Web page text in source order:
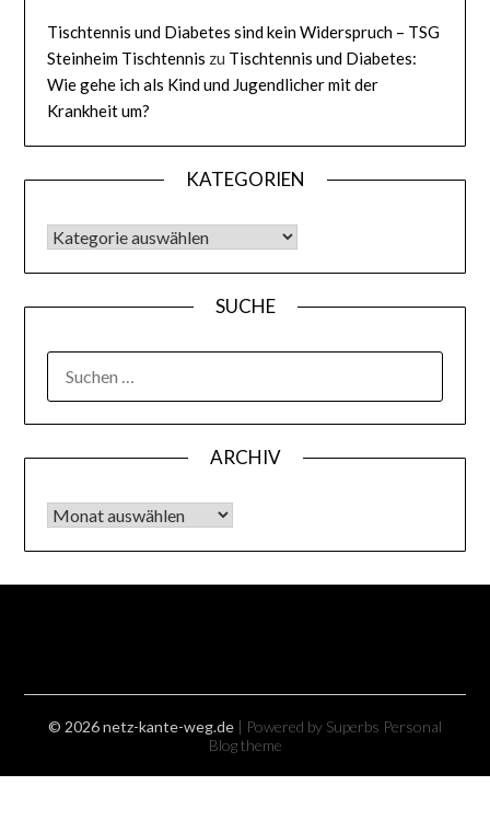
Tischtennis und Diabetes sind kein Widerspruch – TSG
Steinheim Tischtennis zu Tischtennis und Diabetes:
Wie gehe ich als Kind und Jugendlicher mit der
Krankheit um?
KATEGORIEN
KATEGORIEN
SUCHE
NACH:
ARCHIV
Archiv
© 2026 netz-kante-weg.de | Powered by Superbs Personal
Blog theme